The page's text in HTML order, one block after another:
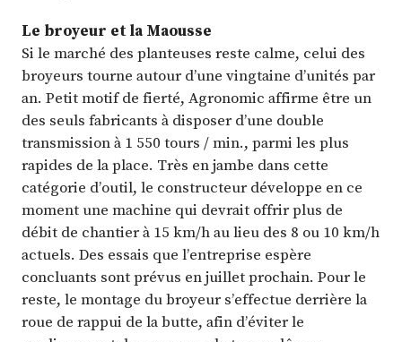
Le broyeur et la Maousse
Si le marché des planteuses reste calme, celui des
broyeurs tourne autour d’une vingtaine d’unités par
an. Petit motif de fierté, Agronomic affirme être un
des seuls fabricants à disposer d’une double
transmission à 1 550 tours / min., parmi les plus
rapides de la place. Très en jambe dans cette
catégorie d’outil, le constructeur développe en ce
moment une machine qui devrait offrir plus de
débit de chantier à 15 km/h au lieu des 8 ou 10 km/h
actuels. Des essais que l’entreprise espère
concluants sont prévus en juillet prochain. Pour le
reste, le montage du broyeur s’effectue derrière la
roue de rappui de la butte, afin d’éviter le